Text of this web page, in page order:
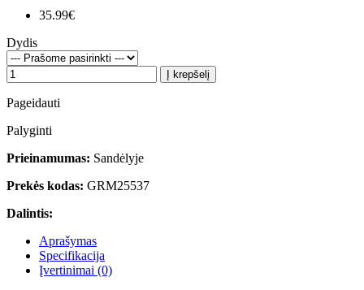
35.99€
Dydis
Į krepšelį
Pageidauti
Palyginti
Prieinamumas: Sandėlyje
Prekės kodas: GRM25537
Dalintis:
Aprašymas
Specifikacija
Įvertinimai (0)